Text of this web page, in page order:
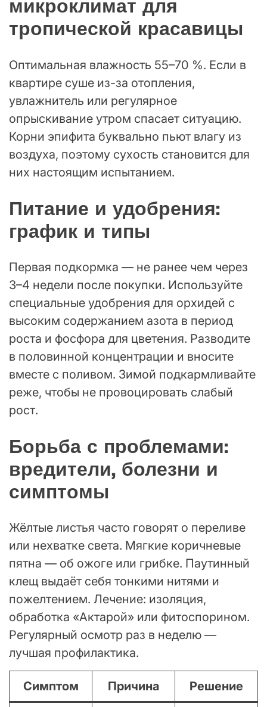
микроклимат для
тропической красавицы
Оптимальная влажность 55–70 %. Если в
квартире суше из-за отопления,
увлажнитель или регулярное
опрыскивание утром спасает ситуацию.
Корни эпифита буквально пьют влагу из
воздуха, поэтому сухость становится для
них настоящим испытанием.
Питание и удобрения:
график и типы
Первая подкормка — не ранее чем через
3–4 недели после покупки. Используйте
специальные удобрения для орхидей с
высоким содержанием азота в период
роста и фосфора для цветения. Разводите
в половинной концентрации и вносите
вместе с поливом. Зимой подкармливайте
реже, чтобы не провоцировать слабый
рост.
Борьба с проблемами:
вредители, болезни и
симптомы
Жёлтые листья часто говорят о переливе
или нехватке света. Мягкие коричневые
пятна — об ожоге или грибке. Паутинный
клещ выдаёт себя тонкими нитями и
пожелтением. Лечение: изоляция,
обработка «Актарой» или фитоспорином.
Регулярный осмотр раз в неделю —
лучшая профилактика.
Симптом Причина Решение